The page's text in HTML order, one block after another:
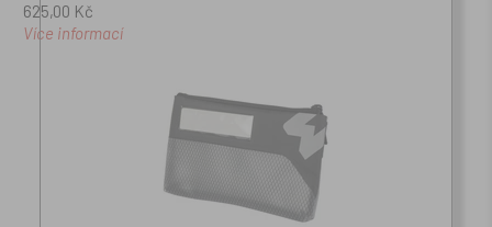
625,00 Kč
Více informací